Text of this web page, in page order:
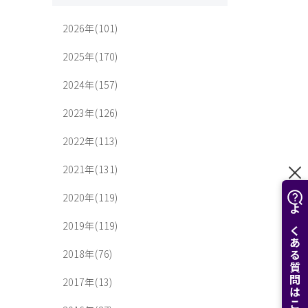
よくある質問はこちら
2026年(101)
2025年(170)
2024年(157)
2023年(126)
2022年(113)
2021年(131)
2020年(119)
2019年(119)
2018年(76)
2017年(13)